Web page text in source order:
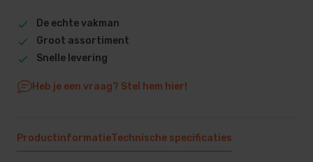
De echte vakman
Groot assortiment
Snelle levering
Heb je een vraag? Stel hem hier!
ProductinformatieTechnische specificaties